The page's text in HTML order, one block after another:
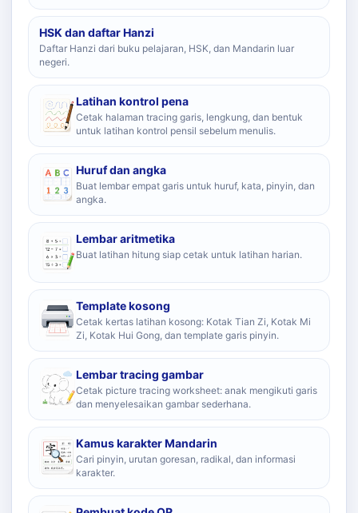
HSK dan daftar Hanzi
Daftar Hanzi dari buku pelajaran, HSK, dan Mandarin luar
negeri.
Latihan kontrol pena
Cetak halaman tracing garis, lengkung, dan bentuk
untuk latihan kontrol pensil sebelum menulis.
Huruf dan angka
Buat lembar empat garis untuk huruf, kata, pinyin, dan
angka.
Lembar aritmetika
Buat latihan hitung siap cetak untuk latihan harian.
Template kosong
Cetak kertas latihan kosong: Kotak Tian Zi, Kotak Mi
Zi, Kotak Hui Gong, dan template garis pinyin.
Lembar tracing gambar
Cetak picture tracing worksheet: anak mengikuti garis
dan menyelesaikan gambar sederhana.
Kamus karakter Mandarin
Cari pinyin, urutan goresan, radikal, dan informasi
karakter.